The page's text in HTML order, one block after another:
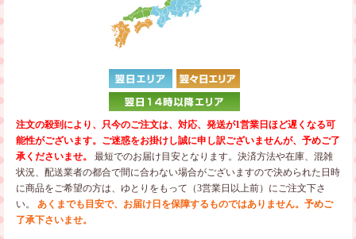
注文の殺到により、只今のご注文は、対応、発送が1営業日ほど遅くなる可
能性がございます。ご迷惑をお掛けし誠に申し訳ございませんが、予めご了
承くださいませ。
最短でのお届け目安となります。決済方法や在庫、混雑
状況、配送業者の都合で間に合わない場合がございますので決められた日時
に商品をご希望の方は、ゆとりをもって（3営業日以上前）にご注文下さ
い。
あくまでも目安で、お届け日を保障するものではありません。予めご
了承下さいませ。